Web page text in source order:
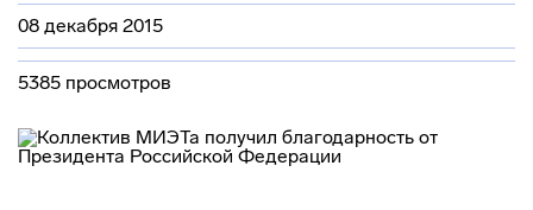
08 декабря 2015
5385 просмотров